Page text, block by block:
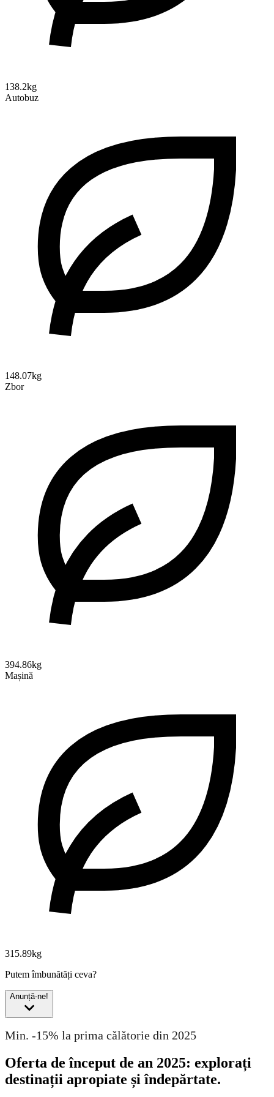
138.2kg
Autobuz
148.07kg
Zbor
394.86kg
Mașină
315.89kg
Putem îmbunătăți ceva?
Anunță-ne!
Min. -15% la prima călătorie din 2025
Oferta de început de an 2025: explorați
destinații apropiate și îndepărtate.